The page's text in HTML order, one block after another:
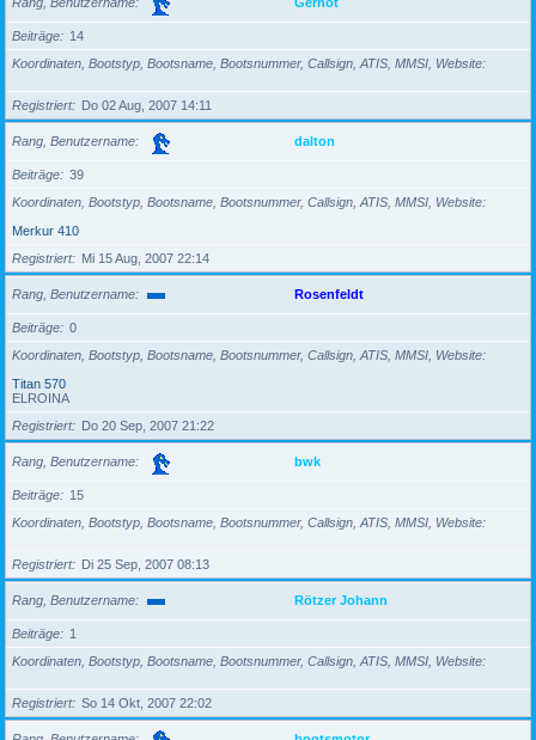
Beiträge
14
Koordinaten, Bootstyp, Bootsname, Bootsnummer, Callsign, ATIS, MMSI, Website
Registriert Do 02 Aug, 2007 14:11
Rang, Benutzername dalton
Beiträge
39
Koordinaten, Bootstyp, Bootsname, Bootsnummer, Callsign, ATIS, MMSI, Website
Merkur 410
Registriert
Mi 15 Aug, 2007 22:14
Rang, Benutzername Rosenfeldt
Beiträge
0
Koordinaten, Bootstyp, Bootsname, Bootsnummer, Callsign, ATIS, MMSI, Website
Titan 570
ELROINA
Registriert
Do 20 Sep, 2007 21:22
Rang, Benutzername bwk
Beiträge
15
Koordinaten, Bootstyp, Bootsname, Bootsnummer, Callsign, ATIS, MMSI, Website
Registriert Di 25 Sep, 2007 08:13
Rang, Benutzername Rötzer Johann
Beiträge
1
Koordinaten, Bootstyp, Bootsname, Bootsnummer, Callsign, ATIS, MMSI, Website
Registriert So 14 Okt, 2007 22:02